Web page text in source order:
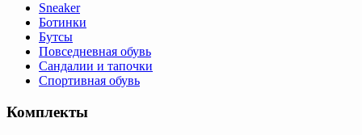
Sneaker
Ботинки
Бутсы
Повседневная обувь
Сандалии и тапочки
Спортивная обувь
Комплекты